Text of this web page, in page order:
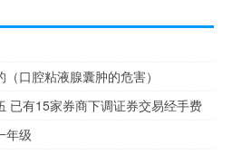
口腔粘液腺囊肿的危害）
已有15家券商下调证券交易经手费
年级